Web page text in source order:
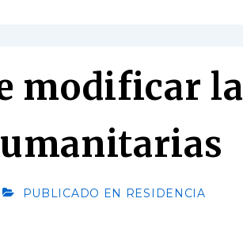
modificar la
PUBLICADO EN RESIDENCIA